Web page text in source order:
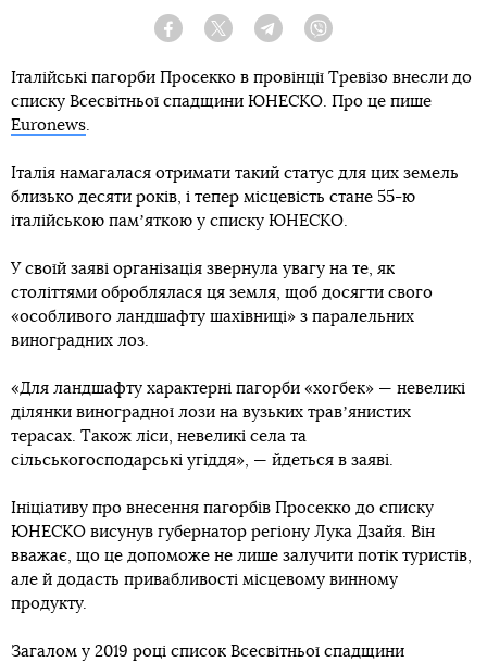
Facebook Twitter Telegram
Італійські пагорби Просекко в провінції Тревізо внесли до
списку Всесвітньої спадщини ЮНЕСКО. Про це пише
Euronews.
Італія намагалася отримати такий статус для цих земель
близько десяти років, і тепер місцевість стане 55-ю
італійською памʼяткою у списку ЮНЕСКО.
У своїй заяві організація звернула увагу на те, як
століттями оброблялася ця земля, щоб досягти свого
«особливого ландшафту шахівниці» з паралельних
виноградних лоз.
«Для ландшафту характерні пагорби «хогбек» — невеликі
ділянки виноградної лози на вузьких травʼянистих
терасах. Також ліси, невеликі села та
сільськогосподарські угіддя», — йдеться в заяві.
Ініціативу про внесення пагорбів Просекко до списку
ЮНЕСКО висунув губернатор регіону Лука Дзайя. Він
вважає, що це допоможе не лише залучити потік туристів,
але й додасть привабливості місцевому винному
продукту.
Загалом у 2019 році список Всесвітньої спадщини